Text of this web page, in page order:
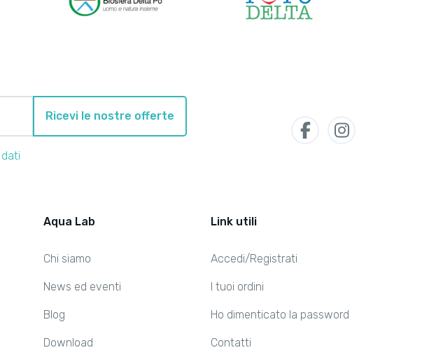
Ricevi le nostre offerte
Aqua Lab
Chi siamo
News ed eventi
Blog
Download
Link utili
Accedi/Registrati
I tuoi ordini
Ho dimenticato la password
Contatti